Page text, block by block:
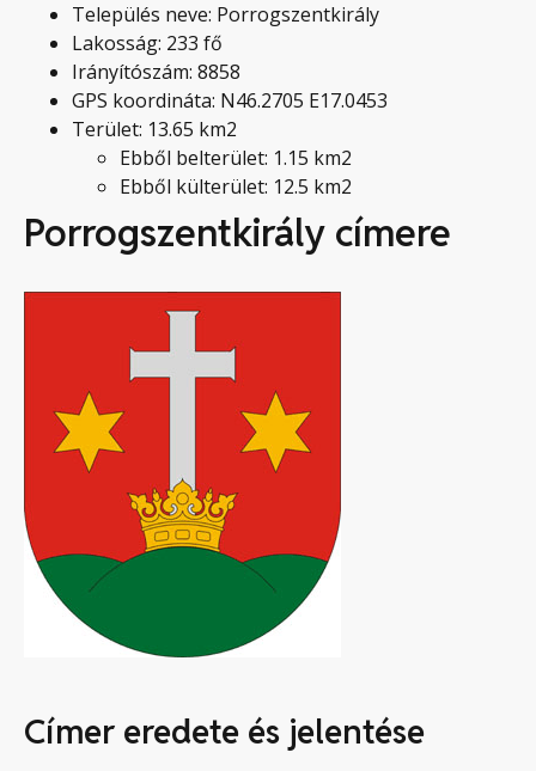
Település neve: Porrogszentkirály
Lakosság: 233 fő
Irányítószám: 8858
GPS koordináta: N46.2705 E17.0453
Terület: 13.65 km2
Ebből belterület: 1.15 km2
Ebből külterület: 12.5 km2
Porrogszentkirály címere
Címer eredete és jelentése